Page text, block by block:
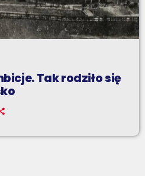
Tak rodziło się